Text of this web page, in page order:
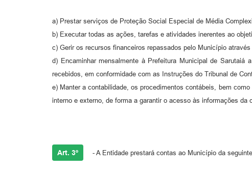
a) Prestar serviços de Proteção Social Especial de Média
b) Executar todas as ações, tarefas e atividades inerentes ao
c) Gerir os recursos financeiros repassados pelo Município
d) Encaminhar mensalmente à Prefeitura Municipal de Sarutaiá
recebidos, em conformidade com as Instruções do Tribunal de
e) Manter a contabilidade, os procedimentos contábeis, bem
interno e externo, de forma a garantir o acesso às informações
Art. 3º - A Entidade prestará contas ao Município da